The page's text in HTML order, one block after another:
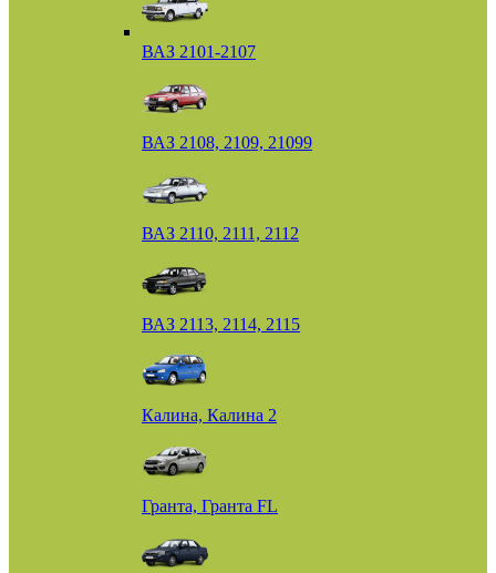
ВАЗ 2101-2107
ВАЗ 2108, 2109, 21099
ВАЗ 2110, 2111, 2112
ВАЗ 2113, 2114, 2115
Калина, Калина 2
Гранта, Гранта FL